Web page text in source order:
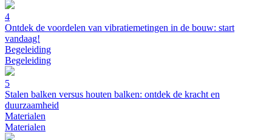
4
Ontdek de voordelen van vibratiemetingen in de bouw: start
vandaag!
Begeleiding
Begeleiding
5
Stalen balken versus houten balken: ontdek de kracht en
duurzaamheid
Materialen
Materialen